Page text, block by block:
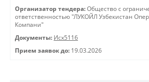
Организатор тендера: Общество с
ответственностью "ЛУКОЙЛ Узбекистан
Компани"
Документы: Исх5116
Прием заявок до: 19.03.2026